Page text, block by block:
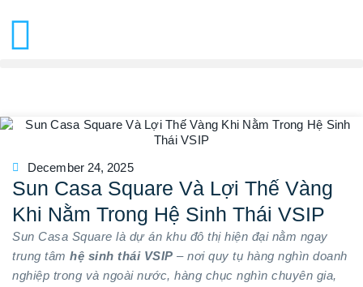
December 24, 2025
Sun Casa Square Và Lợi Thế Vàng
Khi Nằm Trong Hệ Sinh Thái VSIP
Sun Casa Square là dự án khu đô thị hiện đại nằm ngay
trung tâm hệ sinh thái VSIP – nơi quy tụ hàng nghìn doanh
nghiệp trong và ngoài nước, hàng chục nghìn chuyên gia,